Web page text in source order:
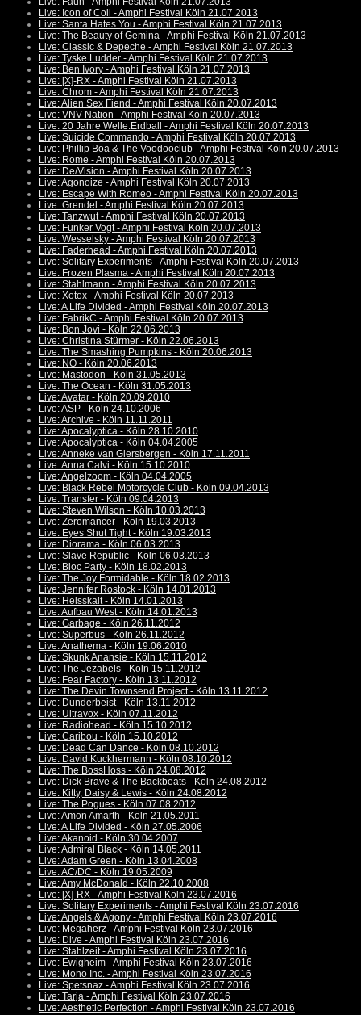
Live: Icon of Coil - Amphi Festival Köln 21.07.2013
Live: Santa Hates You - Amphi Festival Köln 21.07.2013
Live: The Beauty of Gemina - Amphi Festival Köln 21.07.2013
Live: Classic & Depeche - Amphi Festival Köln 21.07.2013
Live: Tyske Ludder - Amphi Festival Köln 21.07.2013
Live: Ben Ivory - Amphi Festival Köln 21.07.2013
Live: [X]-RX - Amphi Festival Köln 21.07.2013
Live: Chrom - Amphi Festival Köln 21.07.2013
Live: Alien Sex Fiend - Amphi Festival Köln 20.07.2013
Live: VNV Nation - Amphi Festival Köln 20.07.2013
Live: 20 Jahre Welle:Erdball - Amphi Festival Köln 20.07.2013
Live: Suicide Commando - Amphi Festival Köln 20.07.2013
Live: Phillip Boa & The Voodooclub - Amphi Festival Köln 20.07.2013
Live: Rome - Amphi Festival Köln 20.07.2013
Live: De/Vision - Amphi Festival Köln 20.07.2013
Live: Agonoize - Amphi Festival Köln 20.07.2013
Live: Escape With Romeo - Amphi Festival Köln 20.07.2013
Live: Grendel - Amphi Festival Köln 20.07.2013
Live: Tanzwut - Amphi Festival Köln 20.07.2013
Live: Funker Vogt - Amphi Festival Köln 20.07.2013
Live: Wesselsky - Amphi Festival Köln 20.07.2013
Live: Faderhead - Amphi Festival Köln 20.07.2013
Live: Solitary Experiments - Amphi Festival Köln 20.07.2013
Live: Frozen Plasma - Amphi Festival Köln 20.07.2013
Live: Stahlmann - Amphi Festival Köln 20.07.2013
Live: Xotox - Amphi Festival Köln 20.07.2013
Live: A Life Divided - Amphi Festival Köln 20.07.2013
Live: FabrikC - Amphi Festival Köln 20.07.2013
Live: Bon Jovi - Köln 22.06.2013
Live: Christina Stürmer - Köln 22.06.2013
Live: The Smashing Pumpkins - Köln 20.06.2013
Live: NO - Köln 20.06.2013
Live: Mastodon - Köln 31.05.2013
Live: The Ocean - Köln 31.05.2013
Live: Avatar - Köln 20.09.2010
Live: ASP - Köln 24.10.2006
Live: Archive - Köln 11.11.2011
Live: Apocalyptica - Köln 28.10.2010
Live: Apocalyptica - Köln 04.04.2005
Live: Anneke van Giersbergen - Köln 17.11.2011
Live: Anna Calvi - Köln 15.10.2010
Live: Angelzoom - Köln 04.04.2005
Live: Black Rebel Motorcycle Club - Köln 09.04.2013
Live: Transfer - Köln 09.04.2013
Live: Steven Wilson - Köln 10.03.2013
Live: Zeromancer - Köln 19.03.2013
Live: Eyes Shut Tight - Köln 19.03.2013
Live: Diorama - Köln 06.03.2013
Live: Slave Republic - Köln 06.03.2013
Live: Bloc Party - Köln 18.02.2013
Live: The Joy Formidable - Köln 18.02.2013
Live: Jennifer Rostock - Köln 14.01.2013
Live: Heisskalt - Köln 14.01.2013
Live: Aufbau West - Köln 14.01.2013
Live: Garbage - Köln 26.11.2012
Live: Superbus - Köln 26.11.2012
Live: Anathema - Köln 19.06.2010
Live: Skunk Anansie - Köln 15.11.2012
Live: The Jezabels - Köln 15.11.2012
Live: Fear Factory - Köln 13.11.2012
Live: The Devin Townsend Project - Köln 13.11.2012
Live: Dunderbeist - Köln 13.11.2012
Live: Ultravox - Köln 07.11.2012
Live: Radiohead - Köln 15.10.2012
Live: Caribou - Köln 15.10.2012
Live: Dead Can Dance - Köln 08.10.2012
Live: David Kuckhermann - Köln 08.10.2012
Live: The BossHoss - Köln 24.08.2012
Live: Dick Brave & The Backbeats - Köln 24.08.2012
Live: Kitty, Daisy & Lewis - Köln 24.08.2012
Live: The Pogues - Köln 07.08.2012
Live: Amon Amarth - Köln 21.05.2011
Live: A Life Divided - Köln 27.05.2006
Live: Akanoid - Köln 30.04.2007
Live: Admiral Black - Köln 14.05.2011
Live: Adam Green - Köln 13.04.2008
Live: AC/DC - Köln 19.05.2009
Live: Amy McDonald - Köln 22.10.2008
Live: [X]-RX - Amphi Festival Köln 23.07.2016
Live: Solitary Experiments - Amphi Festival Köln 23.07.2016
Live: Angels & Agony - Amphi Festival Köln 23.07.2016
Live: Megaherz - Amphi Festival Köln 23.07.2016
Live: Dive - Amphi Festival Köln 23.07.2016
Live: Stahlzeit - Amphi Festival Köln 23.07.2016
Live: Ewigheim - Amphi Festival Köln 23.07.2016
Live: Mono Inc. - Amphi Festival Köln 23.07.2016
Live: Spetsnaz - Amphi Festival Köln 23.07.2016
Live: Tarja - Amphi Festival Köln 23.07.2016
Live: Aesthetic Perfection - Amphi Festival Köln 23.07.2016